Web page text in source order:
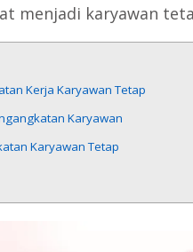
menjadi karyawan
Kerja Karyawan Tetap
Karyawan
Karyawan Tetap